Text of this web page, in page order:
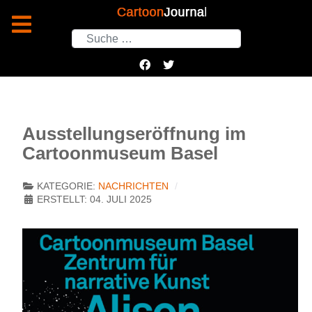
Suchen
Ausstellungseröffnung im
Cartoonmuseum Basel
KATEGORIE: NACHRICHTEN
ERSTELLT: 04. JULI 2025